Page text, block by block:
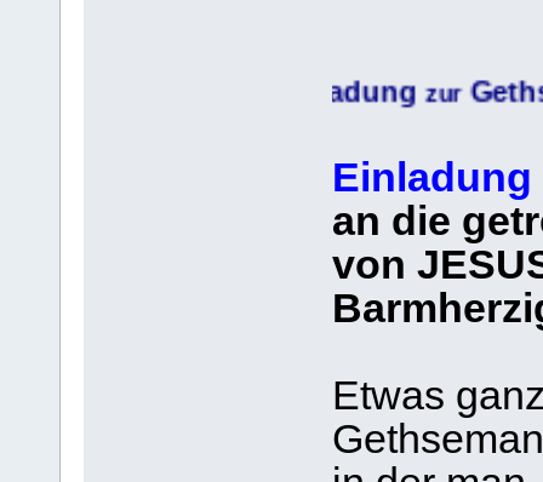
zur
Einladung
an die
von
Etwas